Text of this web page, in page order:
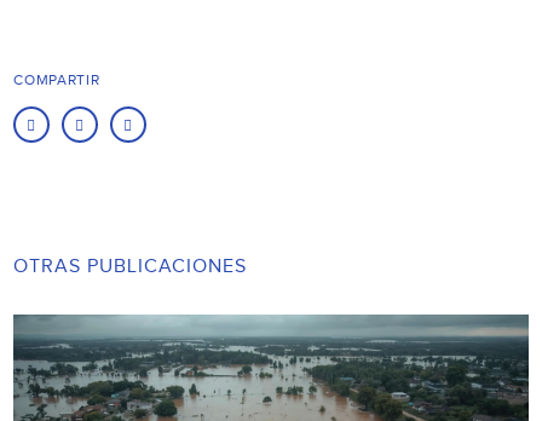
COMPARTIR
OTRAS PUBLICACIONES